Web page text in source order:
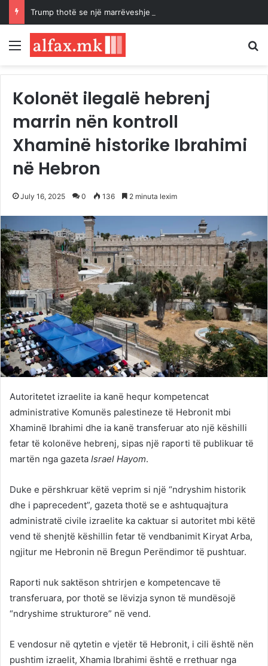
Menu
Kolonët ilegalë hebrenj
marrin nën kontroll
Xhaminë historike Ibrahimi
në Hebron
July 16, 2025 0 136 2 minuta lexim
Autoritetet izraelite ia kanë hequr kompetencat
administrative Komunës palestineze të Hebronit mbi
Xhaminë Ibrahimi dhe ia kanë transferuar ato një këshilli
fetar të kolonëve hebrenj, sipas një raporti të publikuar të
martën nga gazeta Israel Hayom.
Duke e përshkruar këtë veprim si një “ndryshim historik
dhe i paprecedent”, gazeta thotë se e ashtuquajtura
administratë civile izraelite ka caktuar si autoritet mbi këtë
vend të shenjtë këshillin fetar të vendbanimit Kiryat Arba,
ngjitur me Hebronin në Bregun Perëndimor të pushtuar.
Raporti nuk saktëson shtrirjen e kompetencave të
transferuara, por thotë se lëvizja synon të mundësojë
“ndryshime strukturore” në vend.
E vendosur në qytetin e vjetër të Hebronit, i cili është nën
pushtim izraelit, Xhamia Ibrahimi është e rrethuar nga